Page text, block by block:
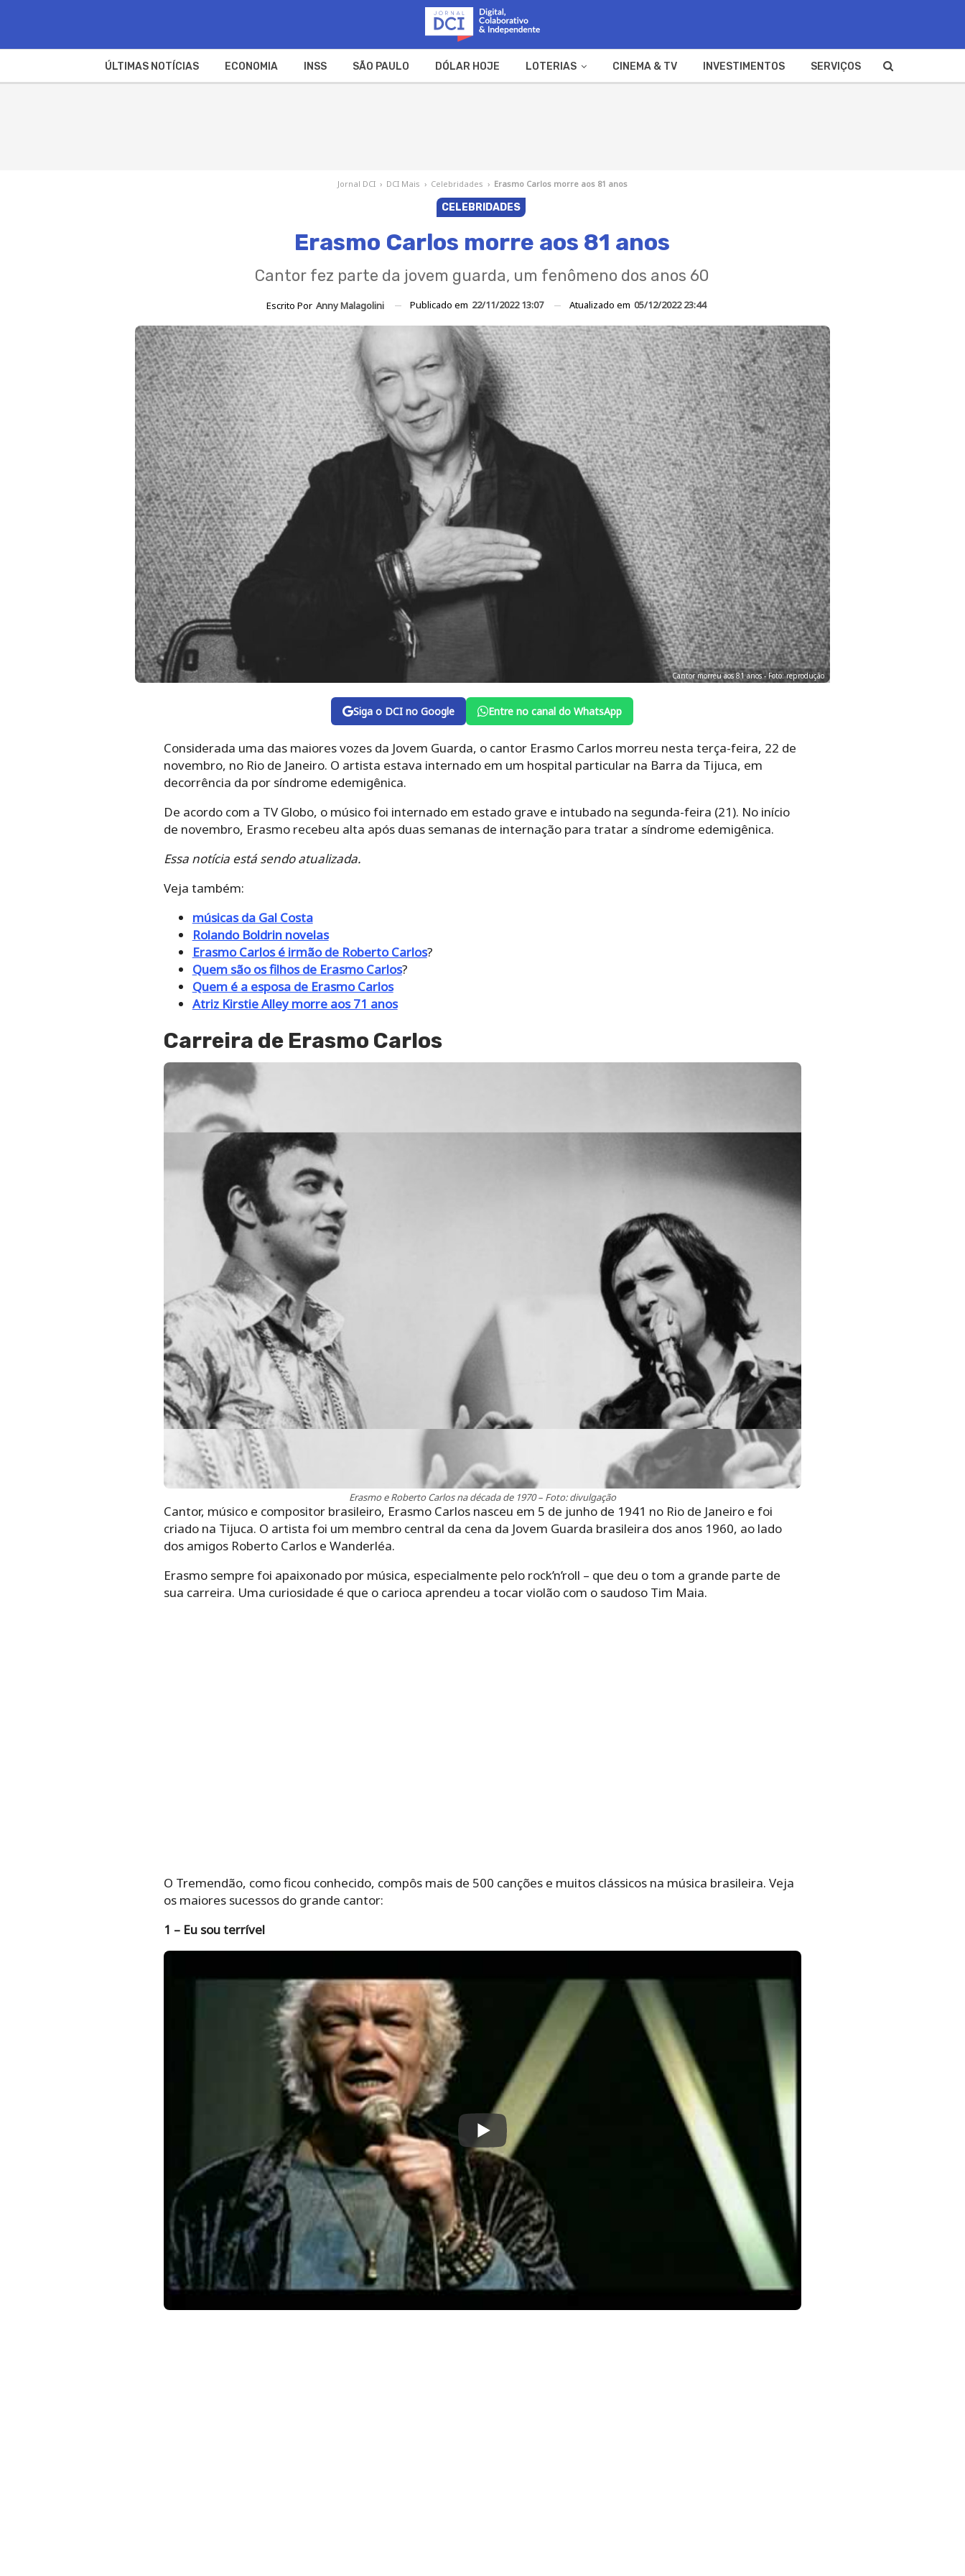
ÚLTIMAS NOTÍCIAS ECONOMIA INSS SÃO PAULO DÓLAR HOJE LOTERIAS CINEMA & TV INVESTIMENTOS SERVIÇOS
Jornal DCI › DCI Mais › Celebridades › Erasmo Carlos morre aos 81 anos
CELEBRIDADES
Erasmo Carlos morre aos 81 anos
Cantor fez parte da jovem guarda, um fenômeno dos anos 60
Escrito Por Anny Malagolini Publicado em 22/11/2022 13:07 Atualizado em 05/12/2022 23:44
Cantor morreu aos 81 anos - Foto: reprodução
Siga o DCI no Google Entre no canal do WhatsApp
Considerada uma das maiores vozes da Jovem Guarda, o cantor Erasmo Carlos morreu nesta terça-feira, 22 de
novembro, no Rio de Janeiro. O artista estava internado em um hospital particular na Barra da Tijuca, em
decorrência da por síndrome edemigênica.
De acordo com a TV Globo, o músico foi internado em estado grave e intubado na segunda-feira (21). No início
de novembro, Erasmo recebeu alta após duas semanas de internação para tratar a síndrome edemigênica.
Essa notícia está sendo atualizada.
Veja também:
músicas da Gal Costa
Rolando Boldrin novelas
Erasmo Carlos é irmão de Roberto Carlos?
Quem são os filhos de Erasmo Carlos?
Quem é a esposa de Erasmo Carlos
Atriz Kirstie Alley morre aos 71 anos
Carreira de Erasmo Carlos
Erasmo e Roberto Carlos na década de 1970 – Foto: divulgação
Cantor, músico e compositor brasileiro, Erasmo Carlos nasceu em 5 de junho de 1941 no Rio de Janeiro e foi
criado na Tijuca. O artista foi um membro central da cena da Jovem Guarda brasileira dos anos 1960, ao lado
dos amigos Roberto Carlos e Wanderléa.
Erasmo sempre foi apaixonado por música, especialmente pelo rock’n’roll – que deu o tom a grande parte de
sua carreira. Uma curiosidade é que o carioca aprendeu a tocar violão com o saudoso Tim Maia.
O Tremendão, como ficou conhecido, compôs mais de 500 canções e muitos clássicos na música brasileira. Veja
os maiores sucessos do grande cantor:
1 – Eu sou terrível